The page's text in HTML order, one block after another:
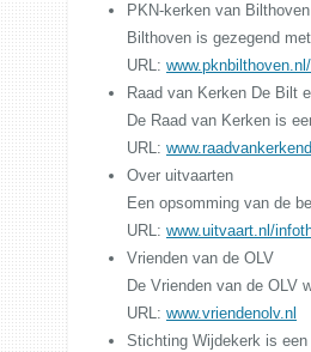
PKN-kerken van Bilthoven
Bilthoven is gezegend
URL:
Raad van Kerken De Bilt
De Raad van Kerken is
URL:
Over uitvaarten
Een opsomming van de
URL: www.uitvaart.nl/
Vrienden van de OLV
De Vrienden van de OLV
URL: www.vriendenolv.nl
Stichting Wijdekerk is